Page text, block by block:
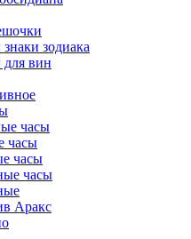
зодиака
вин
часы
часы
часы
часы
Аракс